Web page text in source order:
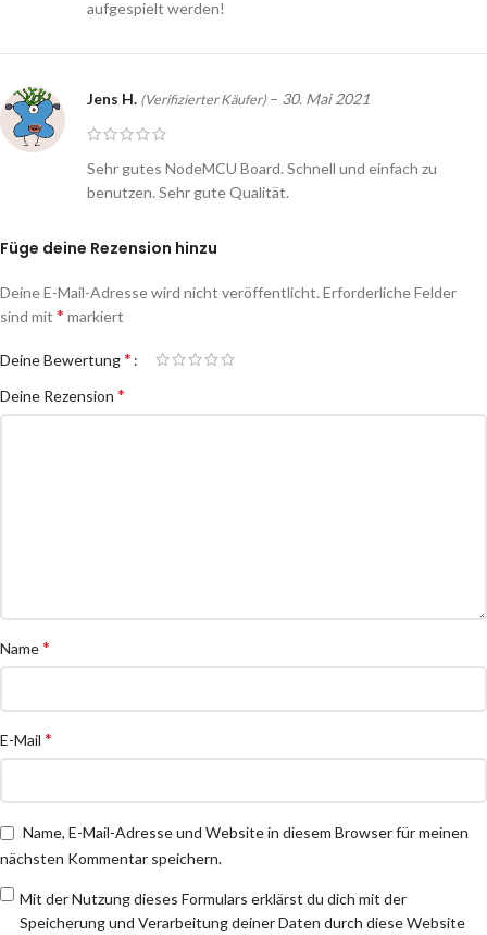
aufgespielt werden!
Jens H. (Verifizierter Käufer) – 30. Mai 2021
Sehr gutes NodeMCU Board. Schnell und einfach zu
benutzen. Sehr gute Qualität.
Füge deine Rezension hinzu
Deine E-Mail-Adresse wird nicht veröffentlicht. Erforderliche Felder
sind mit * markiert
Deine Bewertung*
Deine Rezension *
Name*
E-Mail *
Name, E-Mail-Adresse und Website in diesem Browser für meinen
nächsten Kommentar speichern.
Mit der Nutzung dieses Formulars erklärst du dich mit der
Speicherung und Verarbeitung deiner Daten durch diese Website